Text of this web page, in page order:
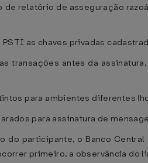
relatório de asseguração
as chaves privadas
transações antes da
para ambientes diferentes
para assinatura de
do participante, o Banco
primeiro, a observância do